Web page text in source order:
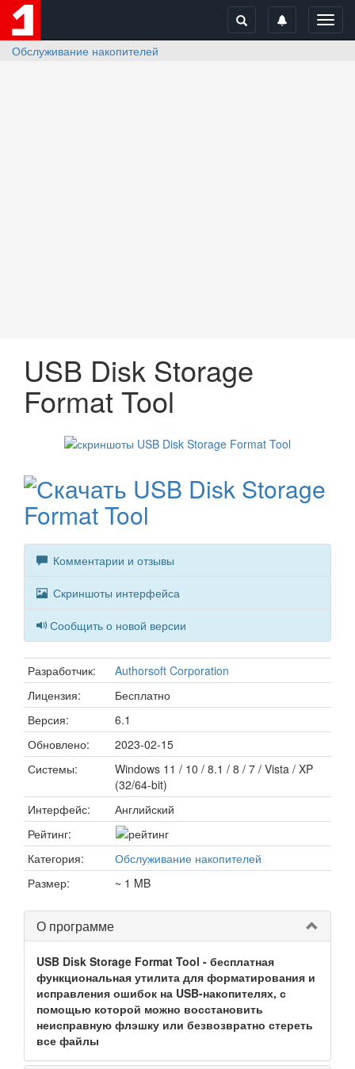
Обслуживание накопителей
USB Disk Storage
Format Tool
Комментарии и отзывы
Скриншоты интерфейса
Сообщить о новой версии
Разработчик:
Authorsoft Corporation
Лицензия:
Бесплатно
Версия:
6.1
Обновлено:
2023-02-15
Системы:
Windows 11 / 10 / 8.1 / 8 / 7 / Vista / XP
(32/64-bit)
Интерфейс:
Английский
Рейтинг:
Категория:
Обслуживание накопителей
Размер:
~ 1 MB
О программе
USB Disk Storage Format Tool - бесплатная
функциональная утилита для форматирования и
исправления ошибок на USB-накопителях, с
помощью которой можно восстановить
неисправную флэшку или безвозвратно стереть
все файлы